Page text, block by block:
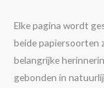
Elke pagina wordt
beide papiersoorten
belangrijke
gebonden in